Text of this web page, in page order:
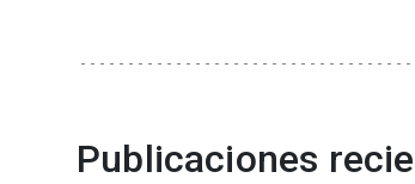
Publicaciones